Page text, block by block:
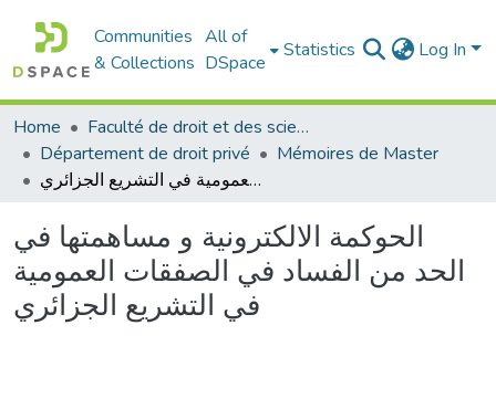
Communities
& Collections
All of
DSpace
Statistics Log In
Home
Faculté de droit et des sciences politiques
Département de droit privé
Mémoires de Master
الحوكمة الالكترونية و مساهمتها في الحد من الفساد في الصفقات العمومية في التشريع الجزائري
الحوكمة الالكترونية و مساهمتها في
الحد من الفساد في الصفقات العمومية
في التشريع الجزائري